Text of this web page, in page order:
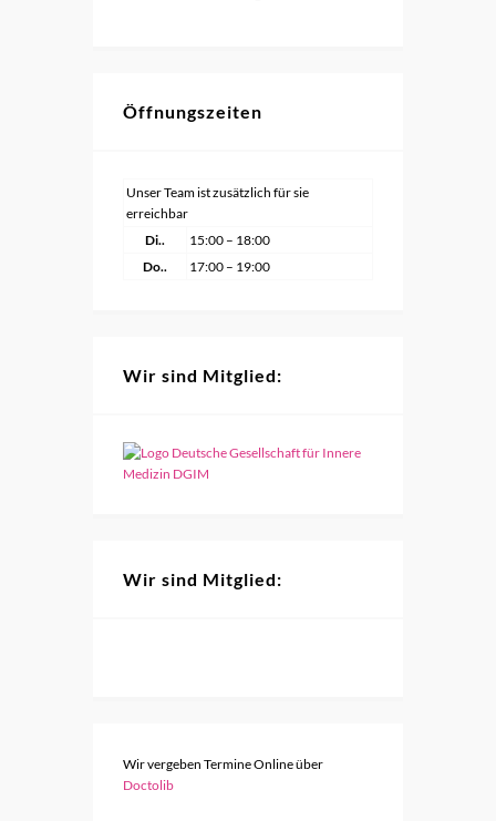
Öffnungszeiten
Unser Team ist zusätzlich für sie
erreichbar
Di..
15:00 – 18:00
Do..
17:00 – 19:00
Wir sind Mitglied:
Wir sind Mitglied:
Wir vergeben Termine Online über
Doctolib